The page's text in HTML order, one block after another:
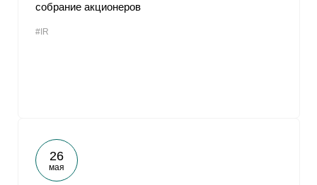
собрание акционеров
#IR
26
мая